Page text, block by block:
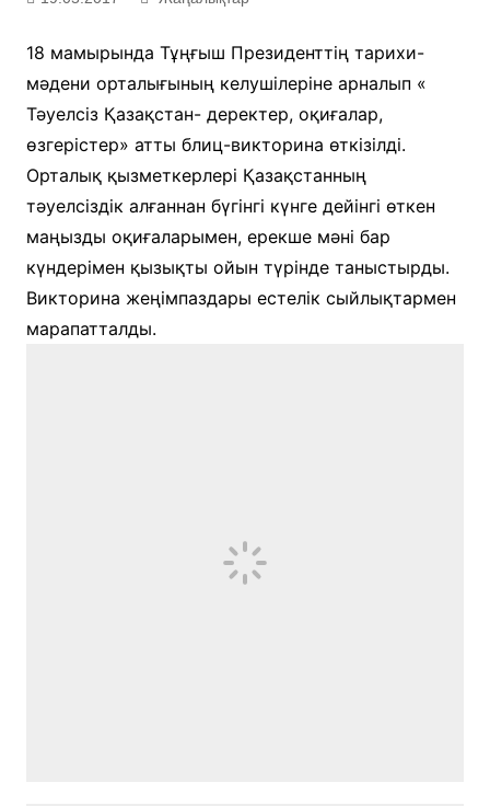
18 мамырында Тұңғыш Президенттің тарихи-
мәдени орталығының келушілеріне арналып «
Тәуелсіз Қазақстан- деректер, оқиғалар,
өзгерістер» атты блиц-викторина өткізілді.
Орталық қызметкерлері Қазақстанның
тәуелсіздік алғаннан бүгінгі күнге дейінгі өткен
маңызды оқиғаларымен, ерекше мәні бар
күндерімен қызықты ойын түрінде таныстырды.
Викторина жеңімпаздары естелік сыйлықтармен
марапатталды.